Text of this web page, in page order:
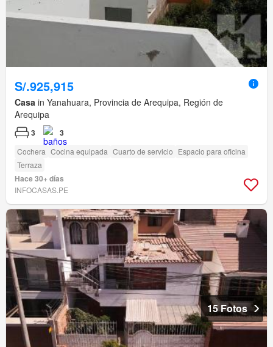
S/.925,915
Casa in Yanahuara, Provincia de Arequipa, Región de
Arequipa
3 3
Cochera Cocina equipada Cuarto de servicio Espacio para oficina
Terraza
Hace 30+ días
INFOCASAS.PE
15 Fotos